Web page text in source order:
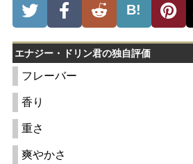
B!
エナジー・ドリン君の独自評価
フレーバー
香り
重さ
爽やかさ